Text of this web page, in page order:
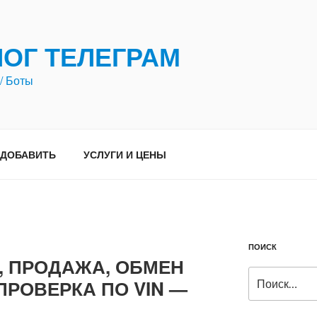
ТЕЛЕГРАМ
Боты
ДОБАВИТЬ УСЛУГИ И ЦЕНЫ
ПРОДАЖА, ОБМЕН
ПО VIN —
ПОИСК